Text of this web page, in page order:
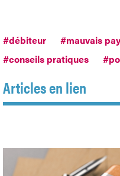
#débiteur #mauvais
#conseils pratiques
Articles en lien